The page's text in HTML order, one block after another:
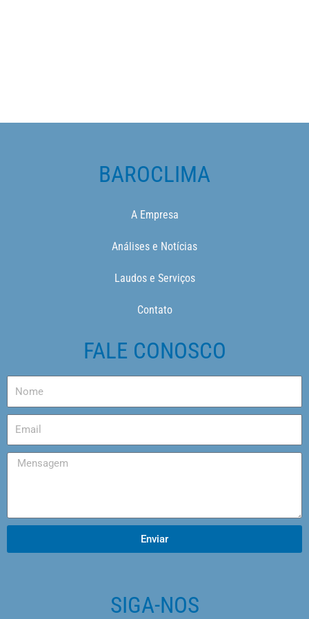
BAROCLIMA
A Empresa
Análises e Notícias
Laudos e Serviços
Contato
FALE CONOSCO
Enviar
SIGA-NOS